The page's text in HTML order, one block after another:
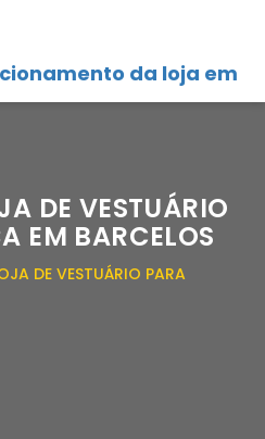
da loja em
DE VESTUÁRIO
EM BARCELOS
DE VESTUÁRIO PARA